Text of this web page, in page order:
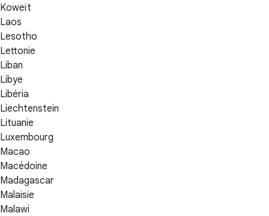
Koweït
Laos
Lesotho
Lettonie
Liban
Libye
Libéria
Liechtenstein
Lituanie
Luxembourg
Macao
Macédoine
Madagascar
Malaisie
Malawi